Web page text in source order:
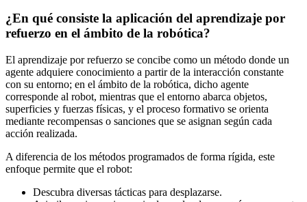
¿En qué consiste la aplicación del aprendizaje por
refuerzo en el ámbito de la robótica?
El aprendizaje por refuerzo se concibe como un método donde un
agente adquiere conocimiento a partir de la interacción constante
con su entorno; en el ámbito de la robótica, dicho agente
corresponde al robot, mientras que el entorno abarca objetos,
superficies y fuerzas físicas, y el proceso formativo se orienta
mediante recompensas o sanciones que se asignan según cada
acción realizada.
A diferencia de los métodos programados de forma rígida, este
enfoque permite que el robot:
Descubra diversas tácticas para desplazarse.